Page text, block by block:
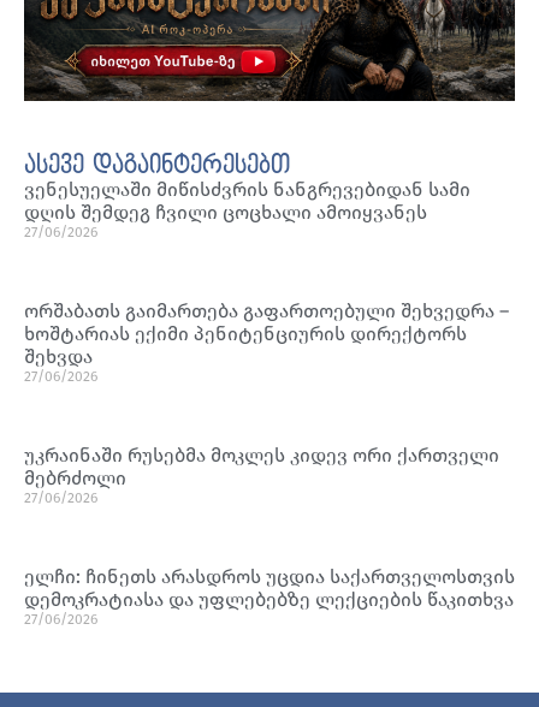
ასევე დაგაინტერესებთ
ვენესუელაში მიწისძვრის ნანგრევებიდან სამი
დღის შემდეგ ჩვილი ცოცხალი ამოიყვანეს
27/06/2026
ორშაბათს გაიმართება გაფართოებული შეხვედრა –
ხოშტარიას ექიმი პენიტენციურის დირექტორს
შეხვდა
27/06/2026
უკრაინაში რუსებმა მოკლეს კიდევ ორი ქართველი
მებრძოლი
27/06/2026
ელჩი: ჩინეთს არასდროს უცდია საქართველოსთვის
დემოკრატიასა და უფლებებზე ლექციების წაკითხვა
27/06/2026